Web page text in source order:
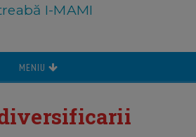
I-MAMI
MENIU